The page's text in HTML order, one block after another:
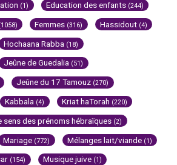
(1) Education des enfants (244)
Femmes (316) Hassidout (4)
Hochaana Rabba (18)
Jeûne de Guedalia (51)
Jeûne du 17 Tamouz (270)
Kabbala (4) Kriat haTorah (220)
sens des prénoms hébraïques (2)
Mariage (772) Mélanges lait/viande (1)
(154) Musique juive (1)